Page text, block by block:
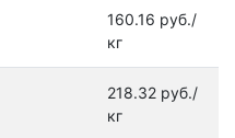
160.16 руб./
кг
218.32 руб./
кг